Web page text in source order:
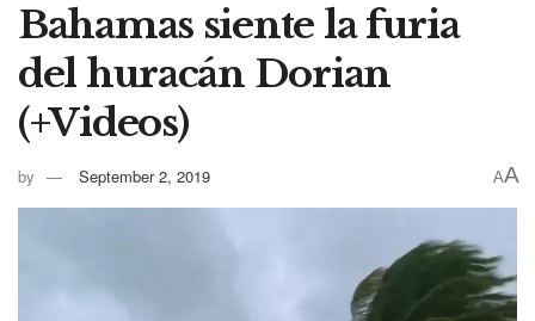
Bahamas siente la furia
del huracán Dorian
(+Videos)
by September 2, 2019 AA